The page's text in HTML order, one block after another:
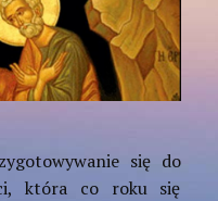
się do
która co roku się